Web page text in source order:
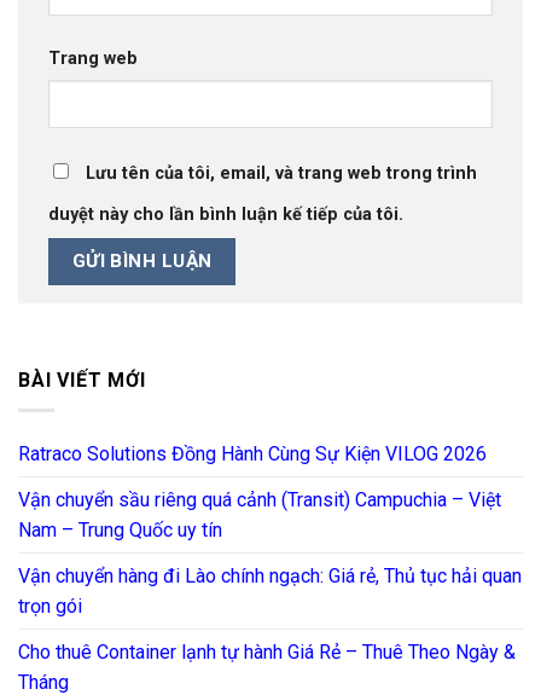
Trang web
Lưu tên của tôi, email, và trang web trong trình
duyệt này cho lần bình luận kế tiếp của tôi.
BÀI VIẾT MỚI
Ratraco Solutions Đồng Hành Cùng Sự Kiện VILOG 2026
Vận chuyển sầu riêng quá cảnh (Transit) Campuchia – Việt
Nam – Trung Quốc uy tín
Vận chuyển hàng đi Lào chính ngạch: Giá rẻ, Thủ tục hải quan
trọn gói
Cho thuê Container lạnh tự hành Giá Rẻ – Thuê Theo Ngày &
Tháng